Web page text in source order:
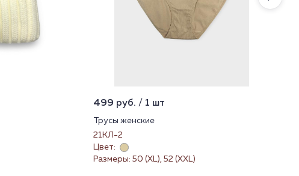
499 руб. / 1 шт
Трусы женские
21КЛ-2
Цвет:
Размеры: 50 (XL), 52 (XXL)